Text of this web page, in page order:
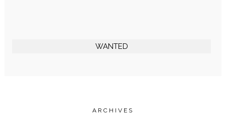
WANTED
ARCHIVES